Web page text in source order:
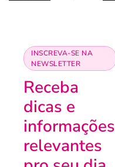
INSCREVA-SE NA
NEWSLETTER
Receba
dicas e
informações
relevantes